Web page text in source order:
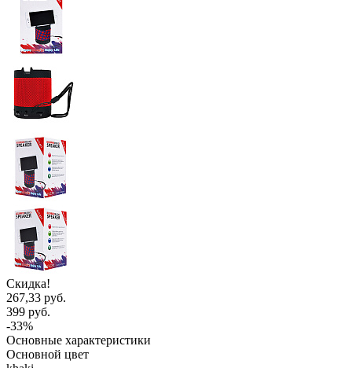
Скидка!
267,33 руб.
399 руб.
-33%
Основные характеристики
Основной цвет